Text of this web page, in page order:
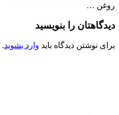
روغن …
دیدگاهتان را بنویسید
برای نوشتن دیدگاه باید وارد بشوید.